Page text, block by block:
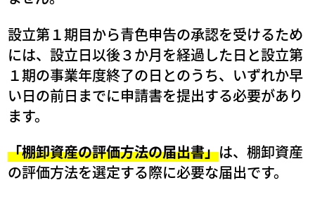
設立第１期目から青色申告の承認を受けるため
には、設立日以後３か月を経過した日と設立第
１期の事業年度終了の日とのうち、いずれか早
い日の前日までに申請書を提出する必要があり
ます。
「棚卸資産の評価方法の届出書」は、棚卸資産
の評価方法を選定する際に必要な届出です。